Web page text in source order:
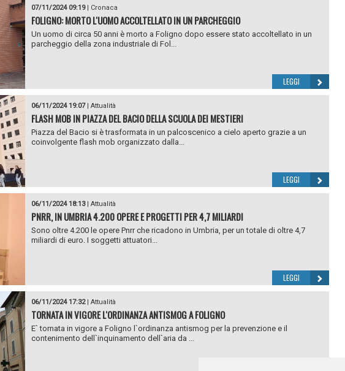
07/11/2024 09:19| Cronaca
FOLIGNO: MORTO L'UOMO ACCOLTELLATO IN UN PARCHEGGIO
Un uomo di circa 50 anni è morto a Foligno dopo essere stato accoltellato in un
parcheggio della zona industriale di Fol...
LEGGI
06/11/2024 19:07| Attualità
FLASH MOB IN PIAZZA DEL BACIO DELLA SCUOLA DEI MESTIERI
Piazza del Bacio si è trasformata in un palcoscenico a cielo aperto grazie a un
coinvolgente flash mob organizzato dalla...
LEGGI
06/11/2024 18:13| Attualità
PNRR, IN UMBRIA 4.200 OPERE E PROGETTI PER 4,7 MILIARDI
Sono oltre 4.200 le opere Pnrr che ricadono in Umbria, per un totale di oltre 4,7
miliardi di euro. I soggetti attuatori...
LEGGI
06/11/2024 17:32| Attualità
TORNATA IN VIGORE L'ORDINANZA ANTISMOG A FOLIGNO
E` tornata in vigore a Foligno l`ordinanza antismog per la prevenzione e il
contenimento dell`inquinamento dell`aria da ...